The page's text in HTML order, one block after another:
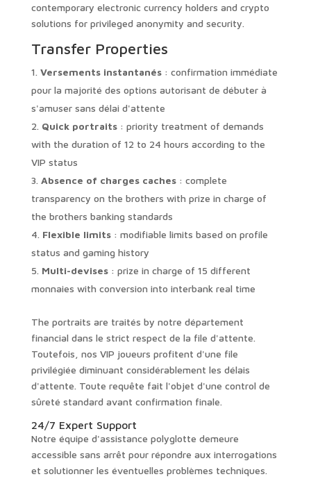
contemporary electronic currency holders and crypto
solutions for privileged anonymity and security.
Transfer Properties
Versements instantanés: confirmation immédiate
pour la majorité des options autorisant de débuter à
s'amuser sans délai d'attente
Quick portraits: priority treatment of demands
with the duration of 12 to 24 hours according to the
VIP status
Absence of charges caches: complete
transparency on the brothers with prize in charge of
the brothers banking standards
Flexible limits: modifiable limits based on profile
status and gaming history
Multi-devises: prize in charge of 15 different
monnaies with conversion into interbank real time
The portraits are traités by notre département
financial dans le strict respect de la file d'attente.
Toutefois, nos VIP joueurs profitent d'une file
privilégiée diminuant considérablement les délais
d'attente. Toute requête fait l'objet d'une control de
sûreté standard avant confirmation finale.
24/7 Expert Support
Notre équipe d'assistance polyglotte demeure
accessible sans arrêt pour répondre aux interrogations
et solutionner les éventuelles problèmes techniques.